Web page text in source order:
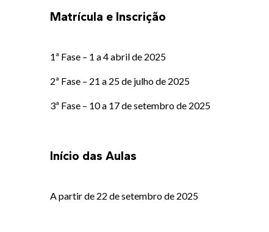
Matrícula e Inscrição
1ª Fase – 1 a 4 abril de 2025
2ª Fase – 21 a 25 de julho de 2025
3ª Fase – 10 a 17 de setembro de 2025
Início das Aulas
A partir de 22 de setembro de 2025